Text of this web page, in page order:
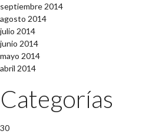
septiembre 2014
agosto 2014
julio 2014
junio 2014
mayo 2014
abril 2014
Categorías
30